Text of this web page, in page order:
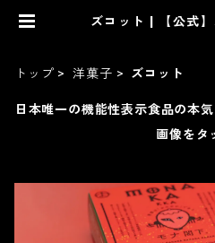
ズコット | 【公式
トップ
洋菓子 ズコット
日本唯一の機能性表示食品の本
画像をタ